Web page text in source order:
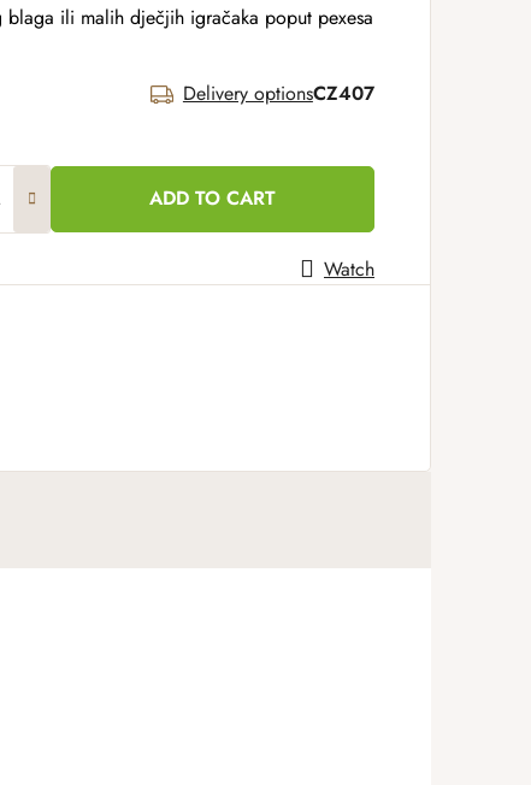
blaga ili malih dječjih igračaka poput pexesa
Delivery optionsCZ407
ADD TO CART
Watch